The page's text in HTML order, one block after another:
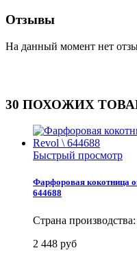
Отзывы
На данный момент нет
30 ПОХОЖИХ
Быстрый просмотр
Фарфоровая кокотница
644688
Страна
2 448 руб